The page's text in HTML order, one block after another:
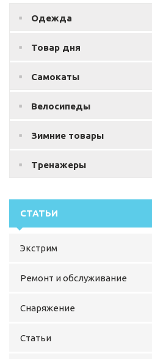
Одежда
Товар дня
Самокаты
Велосипеды
Зимние товары
Тренажеры
СТАТЬИ
Экстрим
Ремонт и обслуживание
Снаряжение
Статьи